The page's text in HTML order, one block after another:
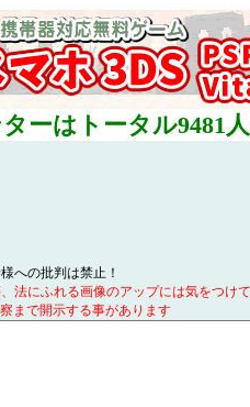
ーはトータル9481
への批判は禁止！
法にふれる画像のアップには気をつけ
まで開示する事があります